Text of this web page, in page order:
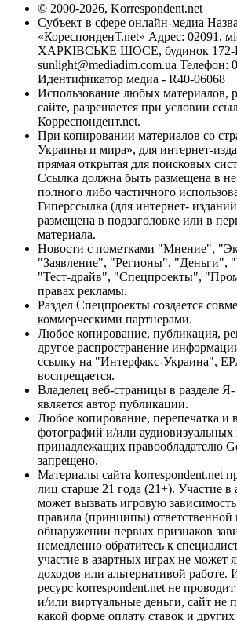
© 2000-2026, Korrespondent.net
Субъект в сфере онлайн-медиа
«КореспонденТ.net» Адрес: 02091,
ХАРКІВСЬКЕ ШОСЕ, будинок 172-
sunlight@mediadim.com.ua Телефон:
Идентификатор медиа - R40-06068
Использование любых материалов,
сайте, разрешается при условии
Корреспондент.net.
При копировании материалов со
Украины и мира», для интернет-
прямая открытая для поисковых
Ссылка должна быть размещена в
полного либо частичного
Гиперссылка (для интернет-
размещена в подзаголовке или в
материала.
Новости с пометками "Мнение",
"Заявление", "Регионы", "Деньги",
"Тест-драйв", "Спецпроекты",
правах рекламы.
Раздел Спецпроекты создается
коммерческими партнерами.
Любое копирование, публикация,
другое распространение
ссылку на "Интерфакс-Украина",
воспрещается.
Владелец веб-страницы в разделе
является автор публикации.
Любое копирование, перепечатка и
фотографий и/или аудиовизуальных
принадлежащих правообладателю
запрещено.
Материалы сайта korrespondent.net
лиц старше 21 года (21+). Участие в
может вызвать игровую
правила (принципы)
обнаружении первых признаков
немедленно обратитесь к
участие в азартных играх не может
доходов или альтернативой
ресурс korrespondent.net не
и/или виртуальные деньги, сайт не
какой форме оплату ставок и